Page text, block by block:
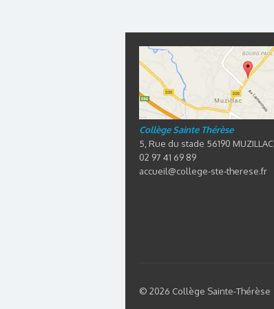
Collège Sainte Thérèse
5, Rue du stade 56190 MUZILLAC
02 97 41 69 89
accueil@college-ste-therese.fr
© 2026 Collège Sainte-Thérèse